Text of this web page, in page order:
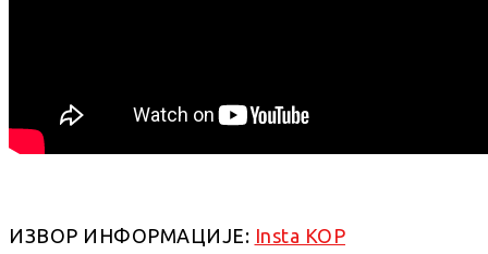
ИЗВОР ИНФОРМАЦИЈЕ: Insta KOP